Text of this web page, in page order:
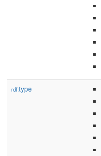
rdf:type